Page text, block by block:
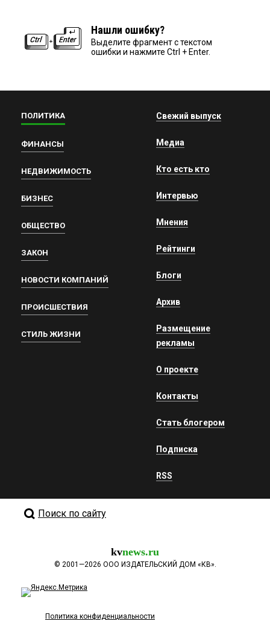
Нашли ошибку?
Выделите фрагмент с текстом
ошибки и нажмите Ctrl + Enter.
ПОЛИТИКА
ФИНАНСЫ
НЕДВИЖИМОСТЬ
БИЗНЕС
ОБЩЕСТВО
ЗАКОН
НОВОСТИ КОМПАНИЙ
ПРОИСШЕСТВИЯ
СТИЛЬ ЖИЗНИ
Свежий выпуск
Медиа
Кто есть кто
Интервью
Мнения
Рейтинги
Блоги
Архив
Размещение
рекламы
О проекте
Контакты
Стать блогером
Подписка
RSS
Поиск по сайту
kvnews.ru
© 2001—2026 ООО ИЗДАТЕЛЬСКИЙ ДОМ «КВ».
Политика конфиденциальности